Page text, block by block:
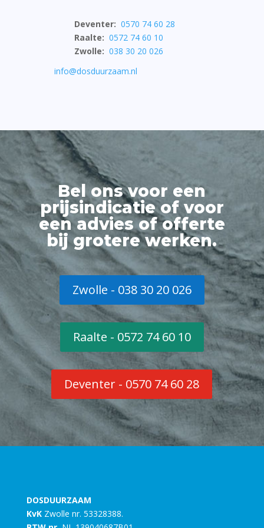
Deventer: 0570 74 60 28
Raalte: 0572 74 60 10
Zwolle: 038 30 20 026
info@dosduurzaam.nl
Bel ons voor een
prijsindicatie of voor
een advies of offerte
bij grotere werken.
Zwolle - 038 30 20 026
Raalte - 0572 74 60 10
Deventer - 0570 74 60 28
DOSDUURZAAM
KvKZwolle nr. 53328388.